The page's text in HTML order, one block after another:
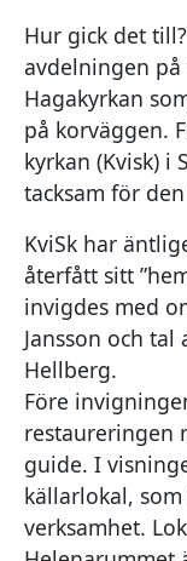
Hur gick det
avdelningen på
Hagakyrkan
på korväggen.
kyrkan (Kvisk) i
tacksam för
KviSk har
återfått sitt
invigdes med
Jansson och
Hellberg.
Före
restaureringen
guide. I
källarlokal,
verksamhet.